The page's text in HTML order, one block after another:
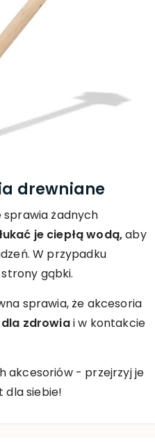
drewniane
sprawia żadnych
je ciepłą wodą,aby
W przypadku
gąbki.
sprawia, że akcesoria
zdrowiai w kontakcie
akcesoriów - przejrzyj je
dla siebie!